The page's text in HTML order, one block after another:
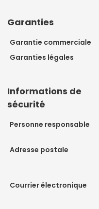
Garanties
Garantie commerciale
Garanties légales
Informations de
sécurité
Personne responsable
Adresse postale
Courrier électronique